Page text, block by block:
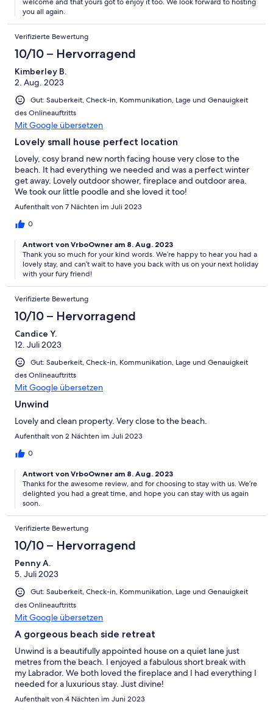
you all again.
Verifizierte Bewertung
10/10 – Hervorragend
Kimberley B.
2. Aug. 2023
Gut: Sauberkeit, Check-in, Kommunikation, Lage und Genauigkeit
des Onlineauftritts
Mit Google übersetzen
Lovely small house perfect location
Lovely, cosy brand new north facing house very close to the
beach. It had everything we needed and was a perfect winter
get away. Lovely outdoor shower, fireplace and outdoor area.
We took our little poodle and she loved it too!
Aufenthalt von 7 Nächten im Juli 2023
0
Antwort von VrboOwner am 8. Aug. 2023
Thank you so much for your kind words. We’re happy to hear you had a
lovely stay, and can’t wait to have you back with us on your next holiday
with your fury friend!
Verifizierte Bewertung
10/10 – Hervorragend
Candice Y.
12. Juli 2023
Gut: Sauberkeit, Check-in, Kommunikation, Lage und Genauigkeit
des Onlineauftritts
Mit Google übersetzen
Unwind
Lovely and clean property. Very close to the beach.
Aufenthalt von 2 Nächten im Juli 2023
0
Antwort von VrboOwner am 8. Aug. 2023
Thanks for the awesome review, and for choosing to stay with us. We’re
delighted you had a great time, and hope you can stay with us again
soon.
Verifizierte Bewertung
10/10 – Hervorragend
Penny A.
5. Juli 2023
Gut: Sauberkeit, Check-in, Kommunikation, Lage und Genauigkeit
des Onlineauftritts
Mit Google übersetzen
A gorgeous beach side retreat
Unwind is a beautifully appointed house on a quiet lane just
metres from the beach. I enjoyed a fabulous short break with
my Labrador. We both loved the fireplace and I had everything I
needed for a luxurious stay. Just divine!
Aufenthalt von 4 Nächten im Juni 2023